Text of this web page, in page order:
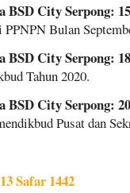
BSD City Serpong:
Bulan
BSD City Serpong:
Tahun 2020.
BSD City Serpong:
Pusat dan
Safar 1442